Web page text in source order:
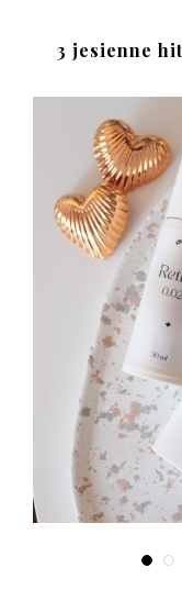
3 jesienne